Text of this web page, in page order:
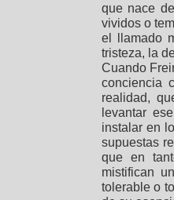
que nace
vividos o
el llamado
tristeza, la
Cuando
conciencia
realidad,
levantar
instalar en
supuestas
que en
mistifican
tolerable o